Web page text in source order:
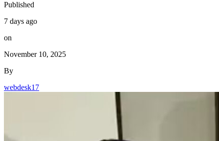
Published
7 days ago
on
November 10, 2025
By
webdesk17